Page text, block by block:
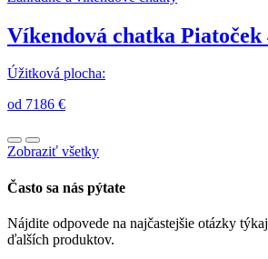
Víkendová chatka Piatoček
Úžitková plocha:
od 7186 €
Zobraziť všetky
Často sa nás pýtate
Nájdite odpovede na najčastejšie otázky
ďalších produktov.